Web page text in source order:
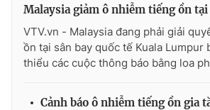
Thị trường 24h Tấm
VTV4 Vươn
Malaysia giảm ô nhiễm tiếng ồn tại
VTV.vn - Malaysia đang phải giải
ồn tại sân bay quốc tế Kuala Lumpur
thiểu các cuộc thông báo bằng loa
Cảnh báo ô nhiễm tiếng ồn gia